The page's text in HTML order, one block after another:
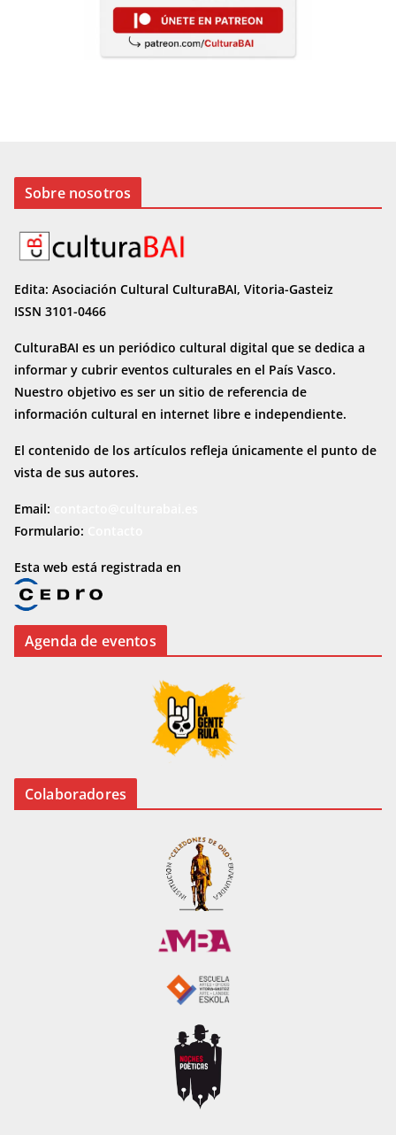
Sobre nosotros
Edita: Asociación Cultural CulturaBAI, Vitoria-Gasteiz
ISSN 3101-0466
CulturaBAI es un periódico cultural digital que se dedica a
informar y cubrir eventos culturales en el País Vasco.
Nuestro objetivo es ser un sitio de referencia de
información cultural en internet libre e independiente.
El contenido de los artículos refleja únicamente el punto de
vista de sus autores.
Email:
Formulario:
Esta web está registrada en
Agenda de eventos
Colaboradores